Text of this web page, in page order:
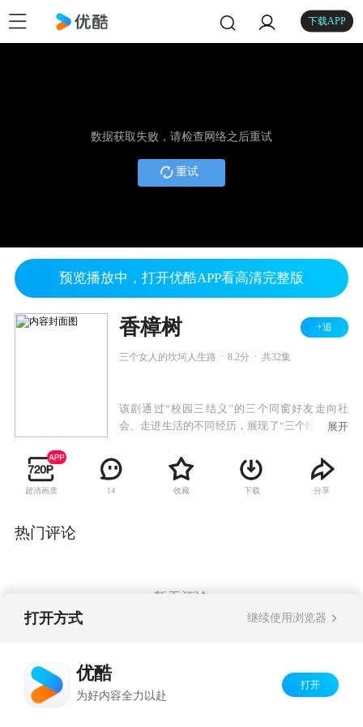
下载APP
数据获取失败，请检查网络之后重试
重试
预览播放中，打开优酷APP看高清完整版
香樟树 +追
三个女人的坎坷人生路 8.2分 共32集
该剧通过“校园三结义”的三个同窗好友走向社
会、走进生活的不同经历，展现了“三个经历曲折
友情”。
展开
超清画质 14 收藏 下载 分享
热门评论
暂无评论
打开方式 继续使用浏览器
优酷
为好内容全力以赴
打开